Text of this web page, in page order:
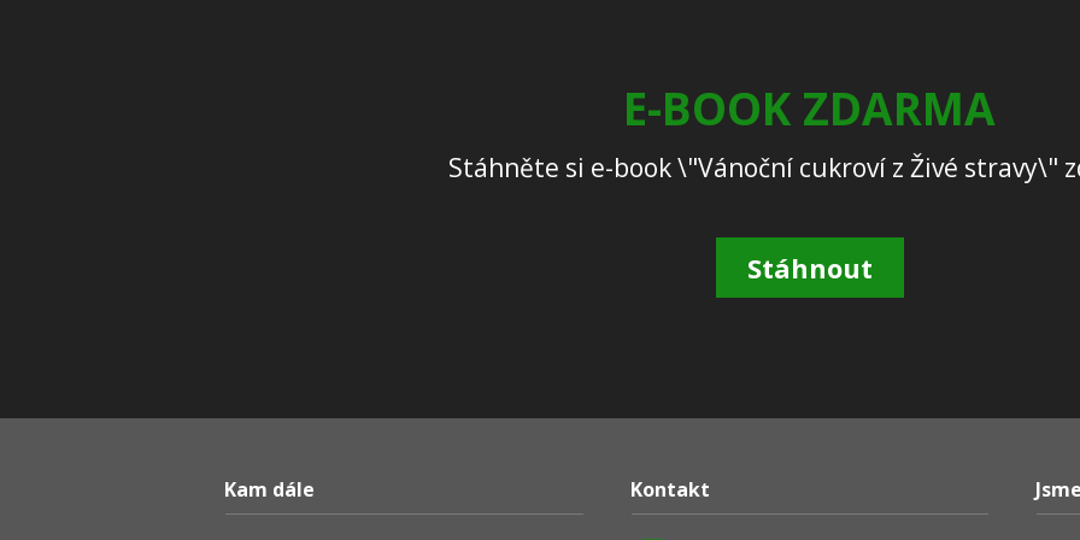
E-BOOK ZDARMA
Stáhněte si e-book \"Vánoční cukroví z Živé stravy\"
Stáhnout
Kam dále Kontakt